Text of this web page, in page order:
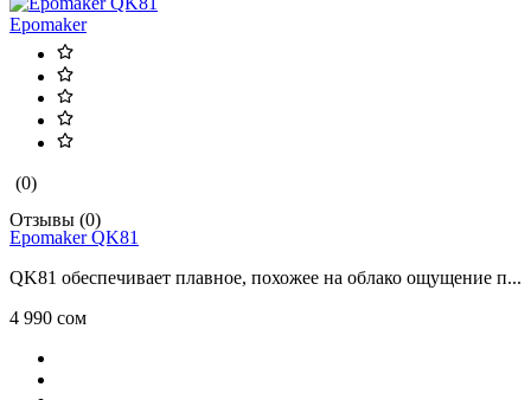
Epomaker
(0)
Отзывы (0)
Epomaker QK81
QK81 обеспечивает плавное, похожее на облако ощущение п...
4 990 сом